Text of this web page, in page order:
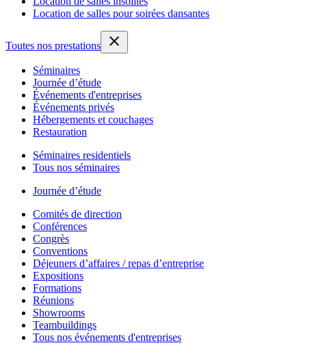
Location de salles pour soirées dansantes
Toutes nos prestations
Séminaires
Journée d’étude
Événements d'entreprises
Événements privés
Hébergements et couchages
Restauration
Séminaires residentiels
Tous nos séminaires
Journée d’étude
Comités de direction
Conférences
Congrès
Conventions
Déjeuners d’affaires / repas d’entreprise
Expositions
Formations
Réunions
Showrooms
Teambuildings
Tous nos événements d'entreprises